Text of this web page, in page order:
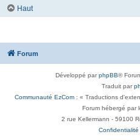
Haut
Forum
Développé parphpBB®
Traduit par
Communauté EzCom : « Traductions
Forum hébergé par
2 rue Kellermann - 59100
Confidentialité